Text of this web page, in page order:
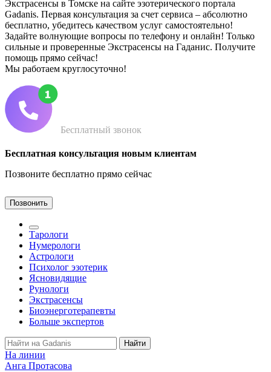
Экстрасенсы в Томске на сайте эзотерического портала
Gadanis. Первая консультация за счет сервиса – абсолютно
бесплатно, убедитесь качеством услуг самостоятельно!
Задайте волнующие вопросы по телефону и онлайн! Только
сильные и проверенные Экстрасенсы на Гаданис. Получите
помощь прямо сейчас!
Мы работаем круглосуточно!
Бесплатный звонок
Бесплатная консультация новым клиентам
Позвоните бесплатно прямо сейчас
Позвонить
Тарологи
Нумерологи
Астрологи
Психолог эзотерик
Ясновидящие
Рунологи
Экстрасенсы
Биоэнерготерапевты
Больше экспертов
На линии
Анга Протасова